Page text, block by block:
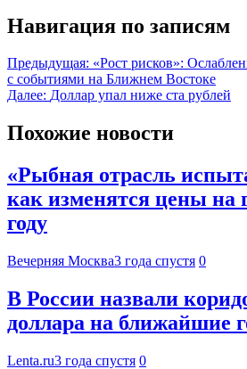
Навигация по записям
Предыдущая: «Рост рисков»:
с событиями на Ближнем Востоке
Далее: Доллар упал ниже ста рублей
Похожие новости
«Рыбная отрасль
как изменятся цены на
году
Вечерняя Москва3 года спустя 0
В России назвали
доллара на ближайшие
Lenta.ru3 года спустя 0